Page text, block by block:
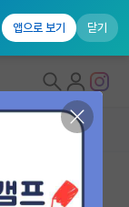
앱으로 보기 닫기